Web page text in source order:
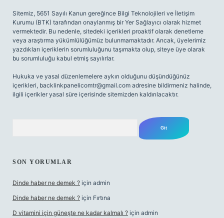
Sitemiz, 5651 Sayılı Kanun gereğince Bilgi Teknolojileri ve İletişim
Kurumu (BTK) tarafından onaylanmış bir Yer Sağlayıcı olarak hizmet
vermektedir. Bu nedenle, sitedeki içerikleri proaktif olarak denetleme
veya araştırma yükümlülüğümüz bulunmamaktadır. Ancak, üyelerimiz
yazdıkları içeriklerin sorumluluğunu taşımakta olup, siteye üye olarak
bu sorumluluğu kabul etmiş sayılırlar.
Hukuka ve yasal düzenlemelere aykırı olduğunu düşündüğünüz
içerikleri, backlinkpanelicomtr@gmail.com adresine bildirmeniz halinde,
ilgili içerikler yasal süre içerisinde sitemizden kaldırılacaktır.
SON YORUMLAR
Dinde haber ne demek ? için admin
Dinde haber ne demek ? için Fırtına
D vitamini için güneşte ne kadar kalmalı ? için admin